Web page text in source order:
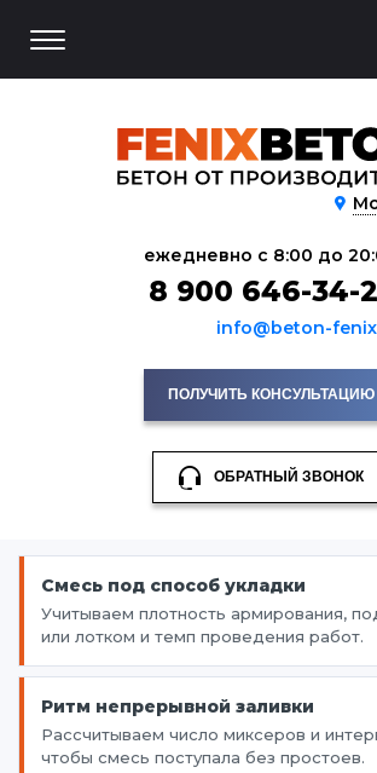
ПОЛУЧИТЬ КОНСУЛЬТАЦИЮ
ОБРАТНЫЙ ЗВОНОК
ежедневно с 8:00 до
8 900 646-34-
info@beton-
Смесь под способ укладки
Учитываем плотность армирования,
или лотком и темп проведения работ.
Ритм непрерывной заливки
Рассчитываем число миксеров и
чтобы смесь поступала без простоев.